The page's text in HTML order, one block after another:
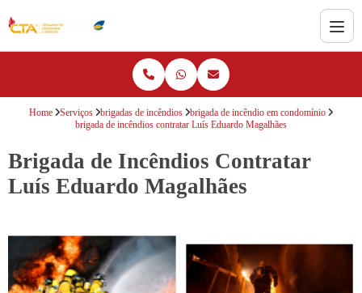
Home Serviços brigadas de incêndios
brigada de incêndio em condomínio
brigada de incêndios contratar Luís Eduardo Magalhães
Brigada de Incêndios Contratar
Luís Eduardo Magalhães